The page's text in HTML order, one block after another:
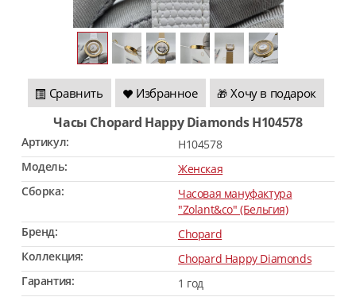
Сравнить Избранное 🎁 Хочу в подарок
Часы Chopard Happy Diamonds H104578
Артикул:
H104578
Модель:
Женская
Сборка:
Часовая мануфактура
"Zolant&co" (Бельгия)
Бренд:
Chopard
Коллекция:
Chopard Happy Diamonds
Гарантия:
1 год